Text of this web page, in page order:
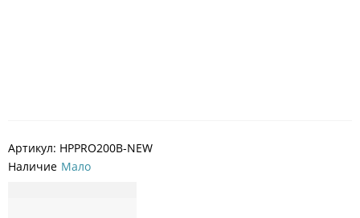
Артикул: HPPRO200B-NEW
Наличие Мало